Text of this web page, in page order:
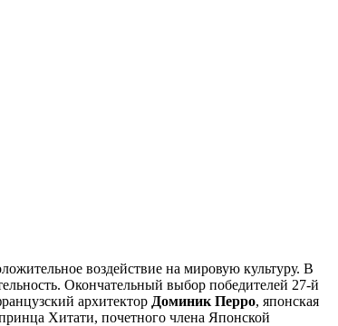
воздействие на мировую культуру. В
Окончательный выбор победителей 27-й
архитектор Доминик Перро, японская
Хитати, почетного члена Японской